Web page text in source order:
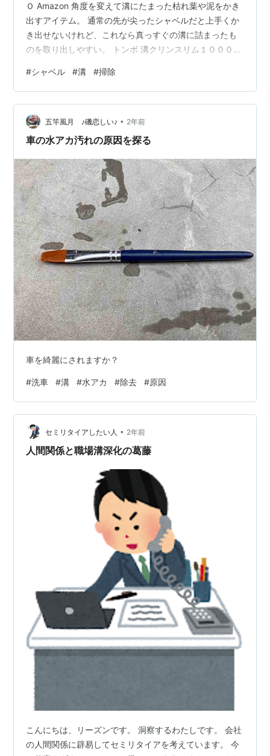
Ｏ Amazon 角度を変えて溝にたまった枯れ葉や泥をかき
出すアイテム。 通常の先が尖ったシャベルだと上手くか
き出せないけれど、これなら真っすぐの溝に詰まったも
のを取り出しやすい。 トンボ 溝クリンスリム１０００
量 溜枡 会所桝 側溝の泥あげ 厨房 清掃 ショベル スコッ
プ ＴＯＭＢＯ Amazon 細い溝用にスリム版も。 アズマ
溝掃除用シャベル 溝シャベルS 角型・丸型の溝にフィッ
トし溝をきれいにする AZ679 アズマ工業(Azuma
Industrial) Amaz…
#シャベル #溝 #掃除
五竿風月 ♪磯恋しい♪ • 2年前
車の水アカ汚れの原因を探る
車を綺麗にされますか？
#洗車 #溝 #水アカ #除去 #原因
セミリタイアしたい人 • 2年前
人間関係と職場溝深化の葛藤
こんにちは、リーズンです。 洞察するわたしです。 会社
の人間関係に辟易してセミリタイアを考えています。 今